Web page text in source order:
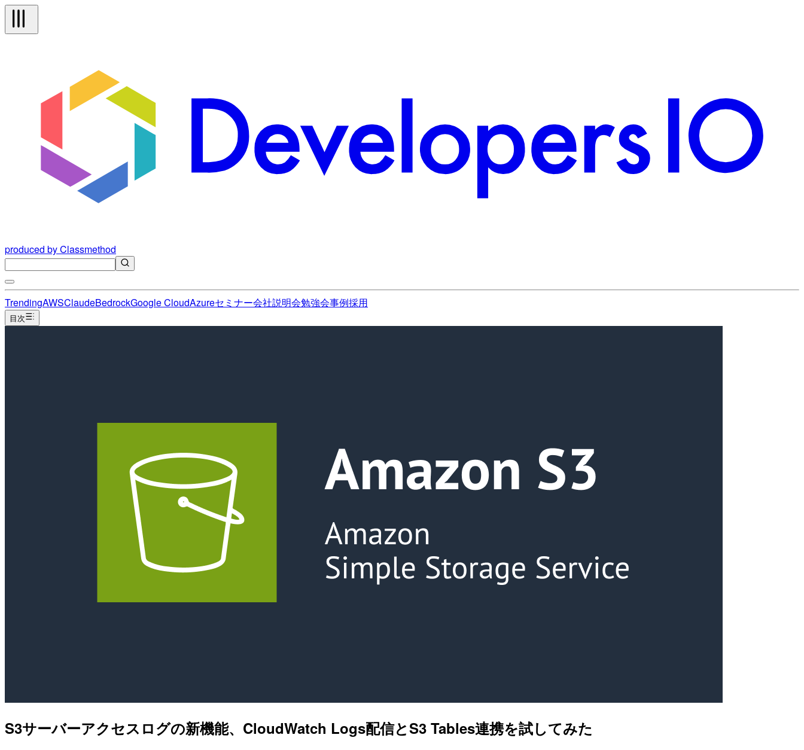
produced by Classmethod
TrendingAWSClaudeBedrockGoogle CloudAzureセミナー会社説明会勉強会事例採用
目次
S3サーバーアクセスログの新機能、CloudWatch Logs配信とS3 Tables連携を試してみた